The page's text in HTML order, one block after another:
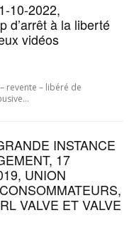
10-2022,
d’arrêt à la liberté
vidéos
revente – libéré de
INSTANCE
17
UNION
VALVE ET VALVE